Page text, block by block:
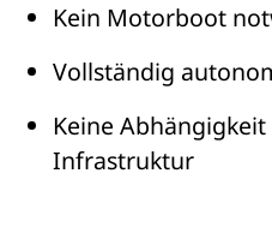
Kein Motorboot
Vollständig
Keine Abhä
Infrastruktur